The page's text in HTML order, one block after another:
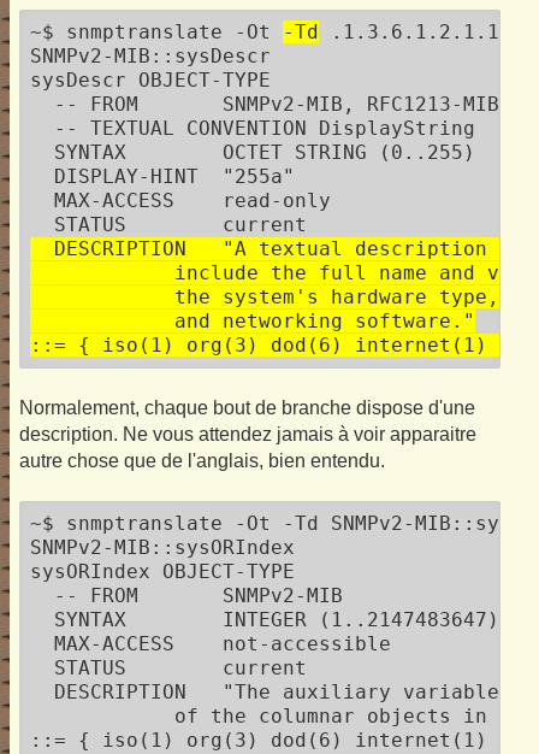
~$ snmptranslate -Ot -Td .1.3.6.1.2.1.1.1
SNMPv2-MIB::sysDescr
sysDescr OBJECT-TYPE
  -- FROM	SNMPv2-MIB, RFC1213-MIB
  -- TEXTUAL CONVENTION DisplayString
  SYNTAX	OCTET STRING (0..255)
  DISPLAY-HINT	"255a"
  MAX-ACCESS	read-only
  DESCRIPTION	"A textual description of the entity.  This value should
include the full name and
the system's hardware type,
            and networking software."
::= { iso(1) org(3) dod(6) internet(1)
Normalement, chaque bout de branche dispose d'une
description. Ne vous attendez jamais à voir apparaitre
autre chose que de l'anglais, bien entendu.
~$ snmptranslate -Ot -Td SNMPv2-
SNMPv2-MIB::sysORIndex
sysORIndex OBJECT-TYPE
  -- FROM	SNMPv2-MIB
  SYNTAX	INTEGER (1..2147483647)
  MAX-ACCESS	not-accessible
  STATUS	current
  DESCRIPTION	"The auxiliary variable used for identifying instances
of the columnar objects in
::= { iso(1) org(3) dod(6) internet(1)